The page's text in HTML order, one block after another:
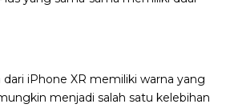
dari iPhone XR memiliki warna yang
menjadi salah satu kelebihan